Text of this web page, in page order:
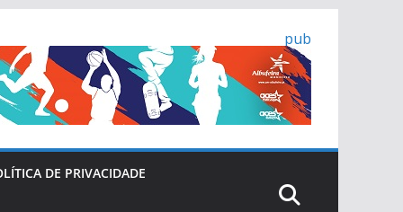
pub
DE PRIVACIDADE